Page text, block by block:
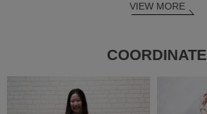
VIEW MORE
COORDINATE